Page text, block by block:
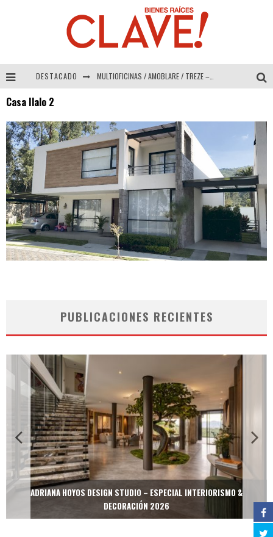
DESTACADO MULTIOFICINAS / AMOBLARE / TREZE – Especial Interiorismo & Decoración 2026
COLINEAL – Especial Interiorismo & Decoración 2026
Casa Ilalo 2
PUBLICACIONES RECIENTES
ADRIANA HOYOS DESIGN STUDIO – ESPECIAL INTERIORISMO &
DECORACIÓN 2026